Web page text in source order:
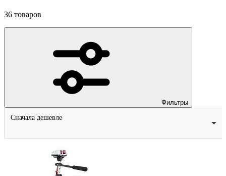
36 товаров
Фильтры
Сначала дешевле